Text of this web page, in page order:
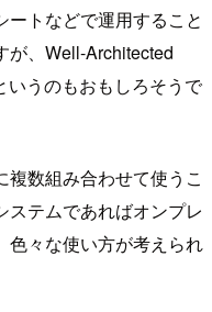
トなどで運用すること
が、Well-Architected
いうのもおもしろそうで
数組み合わせて使うこ
ステムであればオンプレ
色々な使い方が考えられ